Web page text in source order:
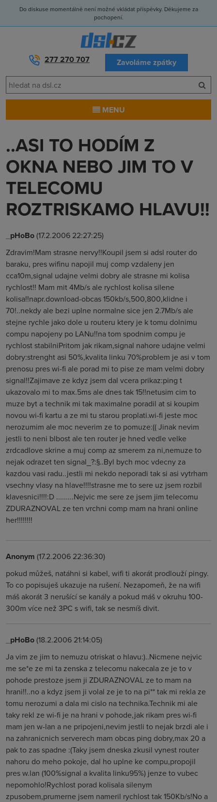
Do diskuse momentálně není možné vkládat příspěvky. Děkujeme za
pochopení.
277 270 707 Zavoláme zpátky
MENU
..ASI TO HODÍM Z
OKNA NEBO JIM TO V
TELECOMU
ROZTRISKAMO HLAVU!!
_pHoBo(17.2.2006 22:27:25)
Zdravim!Mam strasne nervy!!Koupil jsem si adsl router do
baraku, pres wifinu napojil muj comp vzdaleny jen
cca10m,signal udajne velmi dobry ale strasne mi kolisa
rychlost!! Mam mit 4Mb/s ale rychlost kolisa silene
kolisa!!napr.download-obcas 150kb/s,500,800,klidne i
70!..nekdy ale bezi uplne normalne sice jen 2.7Mb/s ale
stejne rychle jako dole u routeru ktery je k tomu dolnimu
compu napojeny po LANu!!na tom spodnim compu je
rychlost stabilniPritom jak rikam,signal nahore udajne velmi
dobry:strenght asi 50%,kvalita linku 70%problem je asi v tom
prenosu pres wi-fi ale porad mi to pise ze mam velmi dobry
signal!!Zajimave ze kdyz jsem dal vcera prikaz:ping t
ukazovalo mi to max.5ms ale dnes tak 15!!netusim cim to
muze byt a technik mi tak maximalne poradil at si koupim
novou wi-fi kartu a ze mi tu starou proplati.wi-fi jeste moc
nerozumim ale moc neverim ze to pomuze:(( Jinak nevim
jestli to neni blbost ale ten router je hned vedle velke
zrdcadlove skrine a muj comp az smerem za ni,nemuze to
nejak odrazet ten signal_?:§..Byl bych moc vdecny za
kazdou vasi radu..jestli mi nekdo neporadi tak si asi vytrham
vsechny vlasy na hlave!!!!strasne me to sere uz jsem rozbil
klavesnici!!!!:D .........Nejvic me sere ze jsem jim telecomu
ZDURAZNOVAL ze ten vrchni comp mam na hrani online
her!!!!!!!!
Anonym (17.2.2006 22:36:30)
pokud můžeš, natáhni si kabel, wifi ti akorát prodlouží pingy.
To co popisuješ ukazuje na rušení. Nezapomeň, že na wifi
máš akorát 3 nerušící se kanály a pokud máš v okruhu 100-
300m více než 3PC s wifi, tak se nesmíš divit.
_pHoBo(18.2.2006 21:14:05)
Ja vim ze jim to nemuzu otriskat o hlavu:)..Nicmene nejvic
me se*e ze mi ta zenska z telecomu nakecala ze je to v
pohode prestoze jsem ji ZDURAZNOVAL ze to mam na
hrani!!..no a kdyz jsem ji volal ze je to na pi** tak mi rekla ze
tomu nerozumi a dala mi cislo na technika.Technik mi ale
taky rekl ze wi-fi je na hrani v pohode,jak rikam pres wi-fi
mam jen w-lan a ne pripojeni,nevim jestli to nejak brzdi ale i
na zahranicnich serverech mam obcas ping dobry,max 20 a
pak to zas spadne :(Taky jsem dneska zkusil vynest router
nahoru do meho pokoje, dal ho uplne ke compu,propojil
pres w.lan (100%signal a kvalita linku95%) jenze to vubec
nepomohlo!Rychlost porad kolisala silenym
zpusobem,prumerne jsem nameril rychlost tak 150Kb/s!No a